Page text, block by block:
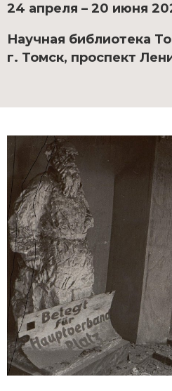
24 апреля – 20 июня
Научная библиотека
г. Томск, проспект